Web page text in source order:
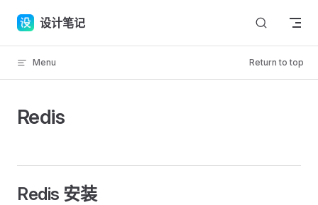
Skip to content
设计笔记
Menu Return to top
Redis
Redis 安装